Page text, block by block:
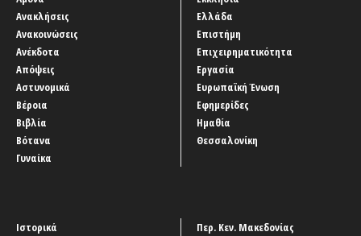
Ανακλήσεις
Ανακοινώσεις
Ανέκδοτα
Απόψεις
Αστυνομικά
Βέροια
Βιβλία
Βότανα
Γυναίκα
Ελλάδα
Επιστήμη
Επιχειρηματικότητα
Εργασία
Ευρωπαϊκή Ένωση
Εφημερίδες
Ημαθία
Θεσσαλονίκη
Ιστορικά
Περ. Κεν. Μακεδονίας